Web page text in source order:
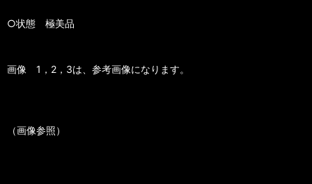
○状態 極美品
画像 1，2，3は、参考画像になります。
（画像参照）